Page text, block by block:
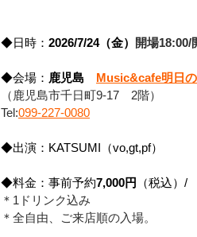
◆日時： 2026/7/24（金） 開場18:00/
◆会場： 鹿児島
Music&cafe明日
（鹿児島市千日町9-17　2階）
Tel:099-227-0080
◆出演：KATSUMI（vo,gt,pf）
◆料金：事前予約7,000円 （税込）/
＊1ドリンク込み
＊全自由、ご来店順の入場。